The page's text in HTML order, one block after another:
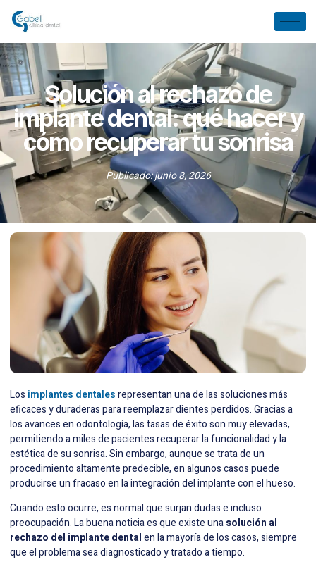
Solución al rechazo de
implante dental: qué hacer y
cómo recuperar tu sonrisa
Publicado:junio 8, 2026
Los implantes dentalesrepresentan una de las soluciones más
eficaces y duraderas para reemplazar dientes perdidos. Gracias a
los avances en odontología, las tasas de éxito son muy elevadas,
permitiendo a miles de pacientes recuperar la funcionalidad y la
estética de su sonrisa. Sin embargo, aunque se trata de un
procedimiento altamente predecible, en algunos casos puede
producirse un fracaso en la integración del implante con el hueso.
Cuando esto ocurre, es normal que surjan dudas e incluso
preocupación. La buena noticia es que existe unasolución al
rechazo del implante dentalen la mayoría de los casos, siempre
que el problema sea diagnosticado y tratado a tiempo.